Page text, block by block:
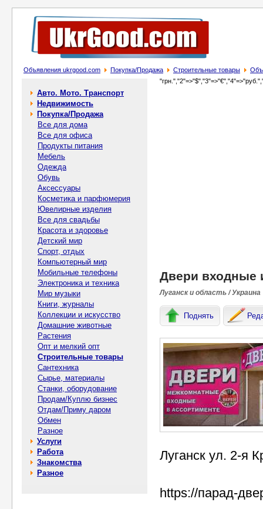
Объявления ukrgood.com Покупка/Продажа Строительные товары
Авто. Мото. Транспорт
Недвижимость
Покупка/Продажа
Все для дома
Все для офиса
Продукты питания
Мебель
Одежда
Обувь
Аксессуары
Косметика и парфюмерия
Ювелирные изделия
Все для свадьбы
Красота и здоровье
Детский мир
Спорт, отдых
Компьютерный мир
Мобильные телефоны
Электроника и техника
Мир музыки
Книги, журналы
Коллекции и искусство
Домашние животные
Растения
Опт и мелкий опт
Строительные товары
Сантехника
Сырье, материалы
Станки, оборудование
Продам/Куплю бизнес
Отдам/Приму даром
Обмен
Разное
Услуги
Работа
Знакомства
Разное
Двери входные
Луганск и область / Украина
Поднять
Луганск ул. 2-я
https://парад-